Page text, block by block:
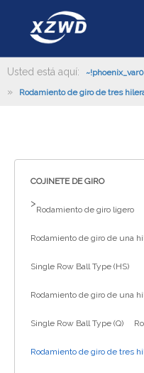
Usted está aquí:
» Rodamiento de giro de tres
COJINETE DE GIRO
>
Rodamiento de giro ligero
Rodamiento de giro de una
Single Row Ball Type (HS)
Rodamiento de giro de una
Single Row Ball Type (Q)
Rodamiento de giro de tres